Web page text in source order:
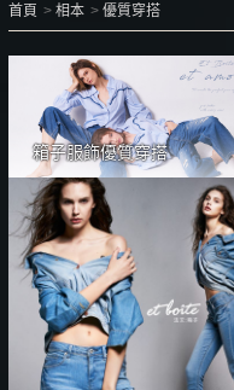
首頁 相本 優質穿搭
箱子服飾優質穿搭